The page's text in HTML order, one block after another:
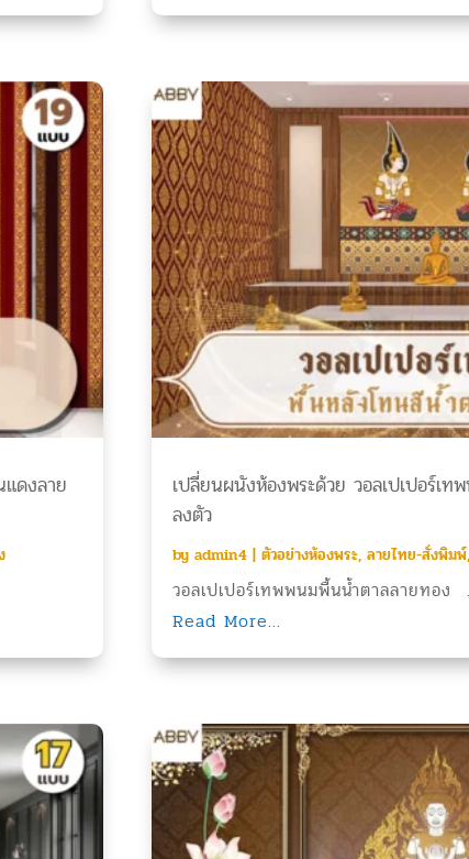
ดงลาย
เปลี่ยนผนังห้องพระด้วย วอลเปเปอร์เ
ลงตัว
by admin4| ตัวอย่างห้องพระ, ลายไทย-สั่งพิมพ์,
วอลเปเปอร์เทพพนมพื้นน้ำตาลลายทอง
Read More...